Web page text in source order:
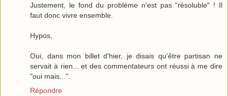
Justement, le fond du problème n'est pas "résoluble" ! Il
faut donc vivre ensemble.
Hypos,
Oui, dans mon billet d'hier, je disais qu'être partisan ne
servait à rien... et des commentateurs ont réussi à me dire
"oui mais...".
Répondre